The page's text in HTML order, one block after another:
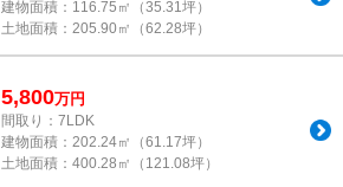
建物面積： 116.75㎡（35.31坪）
土地面積： 205.90㎡（62.28坪）
5,800万円
間取り：7LDK
建物面積： 202.24㎡（61.17坪）
土地面積： 400.28㎡（121.08坪）